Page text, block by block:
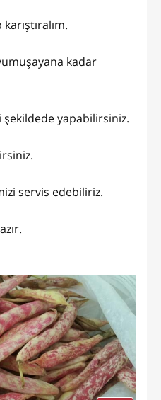
kadar
yapabilirsiniz.
servis edebiliriz.